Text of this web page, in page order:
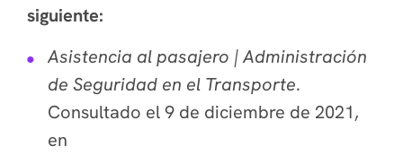
siguiente:
Asistencia al pasajero | Administración
de Seguridad en el Transporte.
Consultado el 9 de diciembre de 2021,
en